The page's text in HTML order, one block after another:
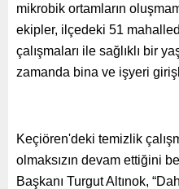
mikrobik ortamların
ekipler, ilçedeki 51
çalışmaları ile sağlıklı bir
zamanda bina ve işyeri
Keçiören'deki temizlik
olmaksızın devam ettiğini
Başkanı Turgut Altınok,